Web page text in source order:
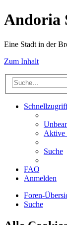
Andoria
Eine Stadt in der
Zum Inhalt
Aktive
Suche
FAQ
Anmelden
Foren-
Suche